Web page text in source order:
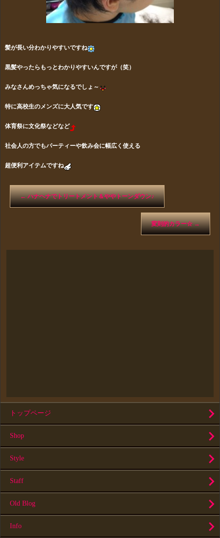
髪が長い分わかりやすいですね
黒髪やったらもっとわかりやすいんですが（笑）
みなさんめっちゃ気になるでしょ～
特に高校生のメンズに大人気です
体育祭に文化祭などなど
社会人の方でもパーティーや飲み会に幅広く使える
超便利アイテムですね
←ハナヘナでトリートメント＆ややトーンダウン♪
変則的カラー☆→
トップページ
Shop
Style
Staff
Old Blog
Info